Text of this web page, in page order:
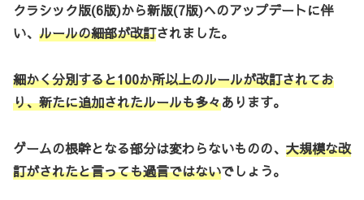
クラシック版(6版)から新版(7版)へのアップデートに伴
い、 ルールの細部が改訂されました。
細かく分別すると100か所以上のルールが改訂されてお
り、新たに追加されたルールも多々あります。
ゲームの根幹となる部分は変わらないものの、 大規模な改
訂がされたと言っても過言ではないでしょう。